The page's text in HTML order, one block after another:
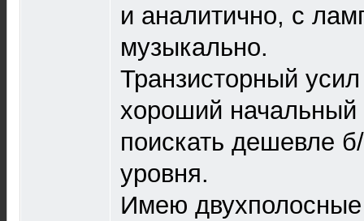
и аналитично, с
музыкально.
Транзисторный
хороший
поискать дешевле
уровня.
Имею